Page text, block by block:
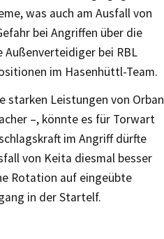
was auch am Ausfall von
bei Angriffen über die
bei RBL
im Hasenhüttl-Team.
starken Leistungen von Orban
–, könnte es für Torwart
im Angriff dürfte
von Keita diesmal besser
Rotation auf eingeübte
in der Startelf.